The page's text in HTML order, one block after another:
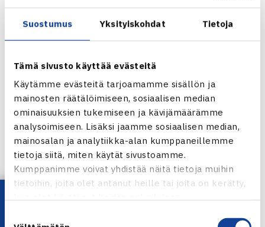
Suostumus Yksityiskohdat Tietoja
Tämä sivusto käyttää evästeitä
Käytämme evästeitä tarjoamamme sisällön ja
mainosten räätälöimiseen, sosiaalisen median
ominaisuuksien tukemiseen ja kävijämäärämme
analysoimiseen. Lisäksi jaamme sosiaalisen median,
mainosalan ja analytiikka-alan kumppaneillemme
tietoja siitä, miten käytät sivustoamme.
Kumppanimme voivat yhdistää näitä tietoja muihin
tietoihin, joita olet antanut heille tai joita on kerätty,
kohtaavat nyt ensimmäisen kerran.
Tennis Europe 14v Junior Tour -turnaus
1.kierrosta: Peetu Pohjola (6.) – Simon Yitbarek Ruotsi
76(4) 61
2.kierrosta: Pohjola – Patrik Alvestrand Ruotsi 62 36 64
Turnaus verkossa